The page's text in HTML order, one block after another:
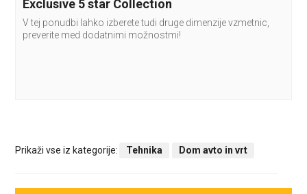
Exclusive 5 star Collection
V tej ponudbi lahko izberete tudi druge dimenzije vzmetnic,
preverite med dodatnimi možnostmi!
Prikaži vse iz kategorije: Tehnika Dom avto in vrt